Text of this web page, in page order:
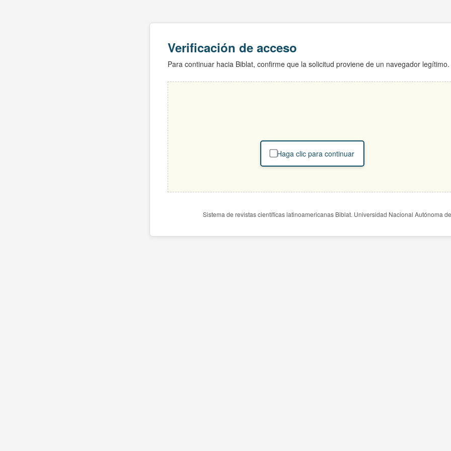
Verificación de acceso
Para continuar hacia Biblat, confirme que la solicitud proviene de un navegador legítimo.
Haga clic para continuar
Sistema de revistas científicas latinoamericanas Biblat. Universidad Nacional Autónoma